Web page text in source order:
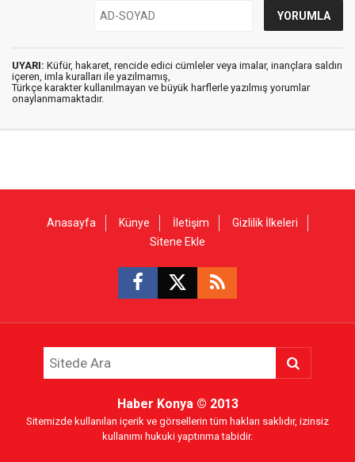
UYARI: Küfür, hakaret, rencide edici cümleler veya imalar, inançlara saldırı
içeren, imla kuralları ile yazılmamış,
Türkçe karakter kullanılmayan ve büyük harflerle yazılmış yorumlar
onaylanmamaktadır.
Anasayfa Künye İletişim
Gizlilik İlkeleri
Sitene Ekle
Haber Konya© 2013
Sitemizde kullanılan içerik ve görsellerin tüm hakları saklıdır, izinsiz
kullanımı hukuki yaptırıma tabidir.